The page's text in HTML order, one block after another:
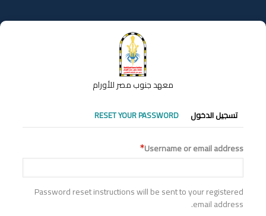
إلى
المحتوى
معهد جنوب مصر للأورام
التبويبات
الأساسية
تسجيل الدخول RESET YOUR PASSWORD
Username or email address
Password reset instructions will be sent to your registered
email address.